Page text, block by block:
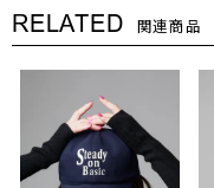
RELATED 関連商品